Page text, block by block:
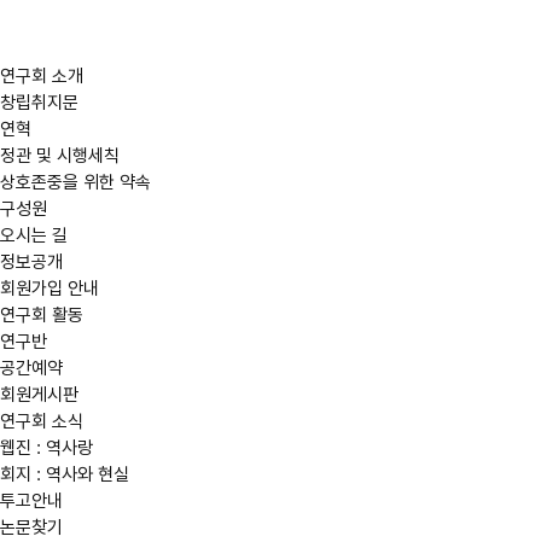
연구회 소개
창립취지문
연혁
정관 및 시행세칙
상호존중을 위한 약속
구성원
오시는 길
정보공개
회원가입 안내
연구회 활동
연구반
공간예약
회원게시판
연구회 소식
웹진 : 역사랑
회지 : 역사와 현실
투고안내
논문찾기